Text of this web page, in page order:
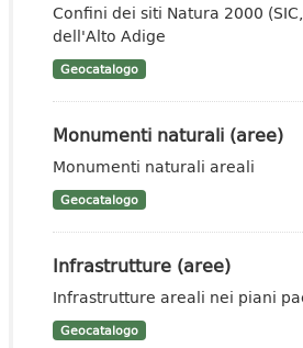
Confini dei siti Natura 2000
dell'Alto Adige
Geocatalogo
Monumenti naturali (aree)
Monumenti naturali areali
Geocatalogo
Infrastrutture (aree)
Infrastrutture areali nei piani
Geocatalogo